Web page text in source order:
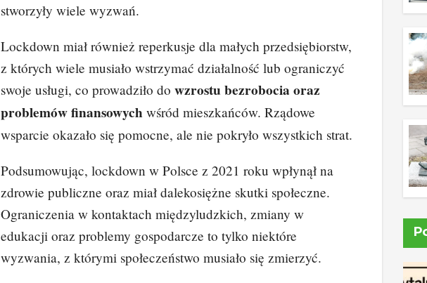
stworzyły wiele wyzwań.
Lockdown miał również reperkusje dla małych przedsiębiorstw,
z których wiele musiało wstrzymać działalność lub ograniczyć
swoje usługi, co prowadziło do wzrostu bezrobocia oraz
problemów finansowych wśród mieszkańców. Rządowe
wsparcie okazało się pomocne, ale nie pokryło wszystkich strat.
Podsumowując, lockdown w Polsce z 2021 roku wpłynął na
zdrowie publiczne oraz miał dalekosiężne skutki społeczne.
Ograniczenia w kontaktach międzyludzkich, zmiany w
edukacji oraz problemy gospodarcze to tylko niektóre
wyzwania, z którymi społeczeństwo musiało się zmierzyć.